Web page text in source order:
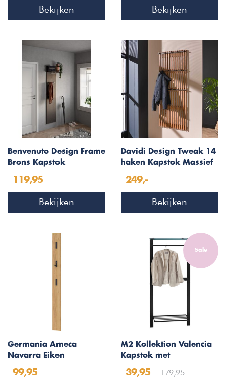
Bekijken Bekijken
Benvenuto Design Frame
Brons Kapstok
119,95
Bekijken
Davidi Design Tweak 14
haken Kapstok Massief
249,-
Bekijken
Germania Ameca
Navarra Eiken
99,95
Sale
M2 Kollektion Valencia
Kapstok met
39,95 179,95